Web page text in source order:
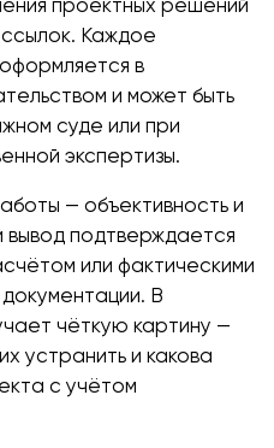
проектных решений
Каждое
в
и может быть
суде или при
экспертизы.
— объективность и
вывод подтверждается
или фактическими
В
чёткую картину —
устранить и какова
с учётом